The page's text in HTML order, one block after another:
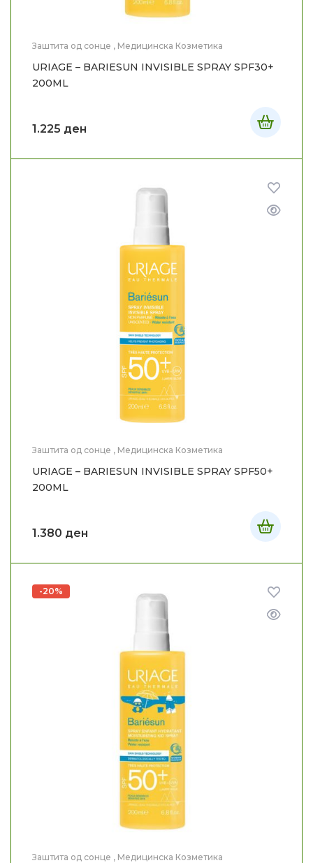
Заштита од сонце , Медицинска Козметика
URIAGE – BARIESUN INVISIBLE SPRAY SPF30+
200ML
1.225 ден
Заштита од сонце , Медицинска Козметика
URIAGE – BARIESUN INVISIBLE SPRAY SPF50+
200ML
1.380 ден
-20%
Заштита од сонце , Медицинска Козметика